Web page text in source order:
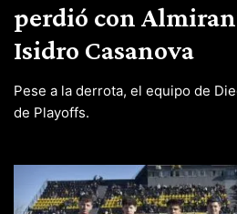
perdió con
Isidro Casanova
Pese a la derrota, el equipo de
de Playoffs.